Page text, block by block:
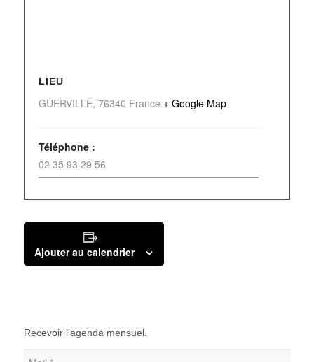
LIEU
GUERVILLE, 76340 France + Google Map
Téléphone :
02 35 93 29 56
Ajouter au calendrier
Recevoir l’agenda mensuel.